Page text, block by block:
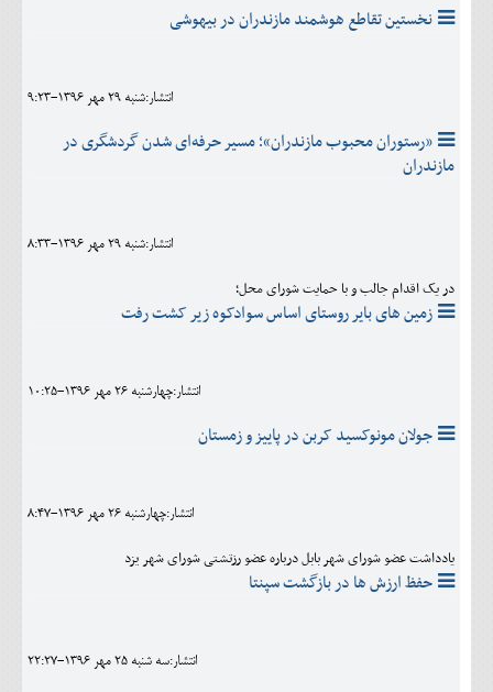
اقتصادی
نخستین تقاطع هوشمند مازندران در بیهوشی
انتشار:شنبه 29 مهر 1396-9:23
«رستوران محبوب مازندران»؛ مسیر حرفه‌ای شدن گردشگری در
مازندران
انتشار:شنبه 29 مهر 1396-8:33
در یک اقدام جالب و با حمایت شورای محل؛
زمین های بایر روستای اساس سوادکوه زیر کشت رفت
انتشار:چهارشنبه 26 مهر 1396-10:25
جولان مونوکسید کربن در پاییز و زمستان
انتشار:چهارشنبه 26 مهر 1396-8:47
یادداشت عضو شورای شهر بابل درباره عضو رزتشتی شورای شهر یزد
حفظ ارزش ها در بازگشت سپنتا
انتشار:سه شنبه 25 مهر 1396-22:27